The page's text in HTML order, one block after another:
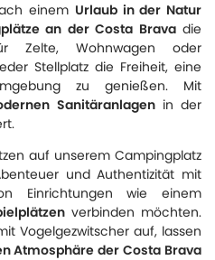
einem Urlaub in der Natur
an der Costa Bravadie
Zelte, Wohnwagen oder
Stellplatz die Freiheit, eine
zu genießen. Mit
Sanitäranlagenin der
auf unserem Campingplatz
und Authentizität mit
Einrichtungen wie einem
verbinden möchten.
Vogelgezwitscher auf, lassen
Atmosphäre der Costa Brava